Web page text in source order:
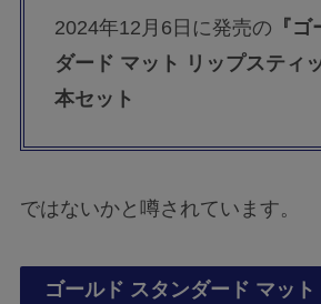
2024年12月6日に発売の 『
ダード マット リップスティ
本セット
ではないかと噂されています。
ゴールド スタンダード マット